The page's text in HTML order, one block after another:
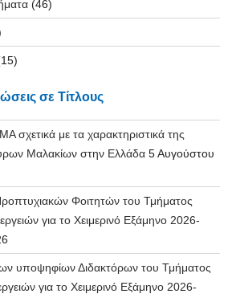
(46)
σε Τίτλους
σχετικά με τα χαρακτηριστικά της
Μαλακίων στην Ελλάδα 5 Αυγούστου
Φοιτητών του Τμήματος
για το Χειμερινό Εξάμηνο 2026-
υποψηφίων Διδακτόρων του Τμήματος
για το Χειμερινό Εξάμηνο 2026-